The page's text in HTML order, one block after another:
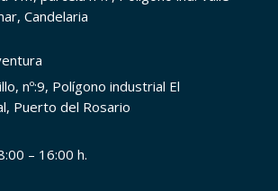
Candelaria
nº:9, Polígono industrial El
Puerto del Rosario
– 16:00 h.